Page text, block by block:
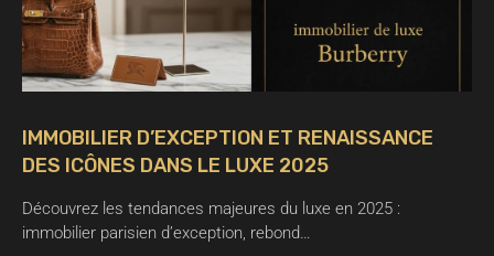
IMMOBILIER D’EXCEPTION ET RENAISSANCE
DES ICÔNES DANS LE LUXE 2025
Découvrez les tendances majeures du luxe en 2025 :
immobilier parisien d’exception, rebond…